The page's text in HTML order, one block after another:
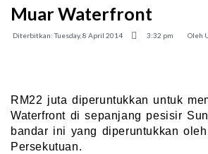
Muar Waterfront
Diterbitkan: Tuesday, 8 April 2014 3:32 pm Oleh
RM22 juta diperuntukkan untuk
Waterfront di sepanjang pesisir
bandar ini yang diperuntukkan
Persekutuan.